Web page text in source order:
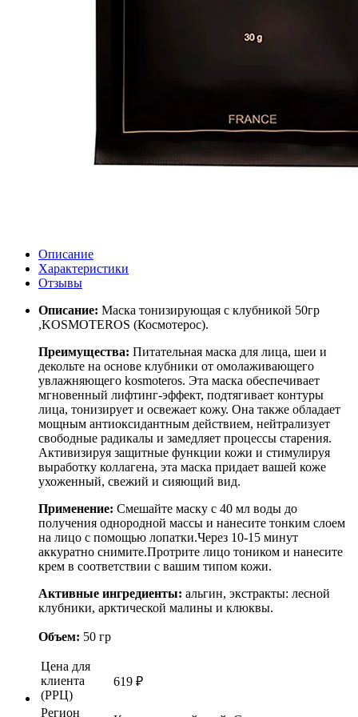
Описание
Характеристики
Отзывы
Описание: Маска тонизирующая с клубникой 50гр
,KOSMOTEROS (Космотерос).
Преимущества: Питательная маска для лица, шеи и
декольте на основе клубники от омолаживающего
увлажняющего kosmoteros. Эта маска обеспечивает
мгновенный лифтинг-эффект, подтягивает контуры
лица, тонизирует и освежает кожу. Она также обладает
мощным антиоксидантным действием, нейтрализует
свободные радикалы и замедляет процессы старения.
Активизируя защитные функции кожи и стимулируя
выработку коллагена, эта маска придает вашей коже
ухоженный, свежий и сияющий вид.
Применение: Смешайте маску с 40 мл воды до
получения однородной массы и нанесите тонким слоем
на лицо с помощью лопатки.Через 10-15 минут
аккуратно снимите.Протрите лицо тоником и нанесите
крем в соответствии с вашим типом кожи.
Активные ингредиенты: альгин, экстракты: лесной
клубники, арктической малины и клюквы.
Объем: 50 гр
Цена для
клиента
(РРЦ)
619 ₽
Регион